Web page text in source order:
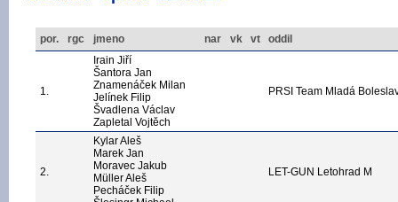
por. rgc jmeno nar vk vt oddil
1.
Irain Jiří
Šantora Jan
Znamenáček Milan
Jelínek Filip
Švadlena Václav
Zapletal Vojtěch
PRSI Team Mladá
2.
Kylar Aleš
Marek Jan
Moravec Jakub
Müller Aleš
Pecháček Filip
LET-GUN Letohrad M